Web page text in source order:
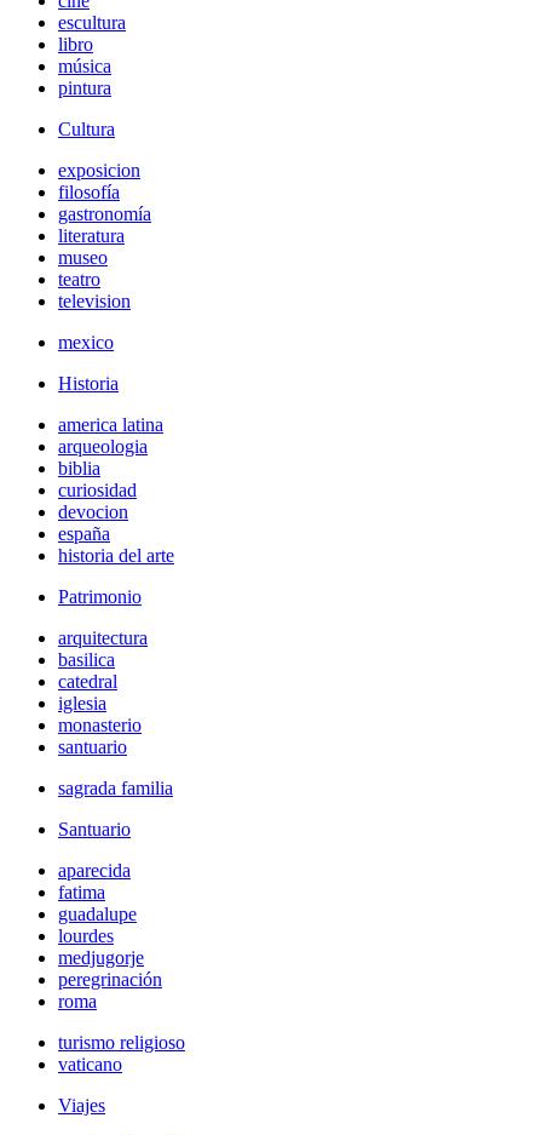
escultura
libro
música
pintura
Cultura
exposicion
filosofía
gastronomía
literatura
museo
teatro
television
mexico
Historia
america latina
arqueologia
biblia
curiosidad
devocion
españa
historia del arte
Patrimonio
arquitectura
basilica
catedral
iglesia
monasterio
santuario
sagrada familia
Santuario
aparecida
fatima
guadalupe
lourdes
medjugorje
peregrinación
roma
turismo religioso
vaticano
Viajes